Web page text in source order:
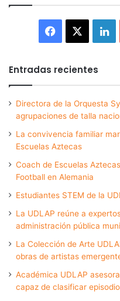
Facebook
Entradas recientes
Directora de la Orquesta
agrupaciones de talla
La convivencia familiar
Escuelas Aztecas
Coach de Escuelas
Football en Alemania
Estudiantes STEM de la
La UDLAP reúne a
administración pública
La Colección de Arte
obras de artistas
Académica UDLAP
capaz de clasificar